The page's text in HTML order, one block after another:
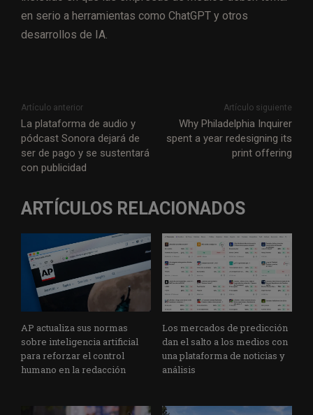
en serio a herramientas como ChatGPT y otros
desarrollos de IA.
Artículo anterior
La plataforma de audio y
pódcast Sonora dejará de
ser de pago y se sustentará
con publicidad
Artículo siguiente
Why Philadelphia Inquirer
spent a year redesigning its
print offering
ARTÍCULOS RELACIONADOS
AP actualiza sus normas
sobre inteligencia artificial
para reforzar el control
humano en la redacción
Los mercados de predicción
dan el salto a los medios con
una plataforma de noticias y
análisis